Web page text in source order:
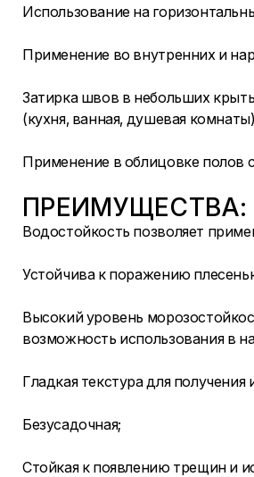
Использование на
Применение во внутренних и
Затирка швов в небольших
(кухня, ванная, душевая
Применение в облицовке полов
ПРЕИМУЩЕСТВА:
Водостойкость позволяет
Устойчива к поражению
Высокий уровень
возможность использования в
Гладкая текстура для
Безусадочная;
Стойкая к появлению трещин и